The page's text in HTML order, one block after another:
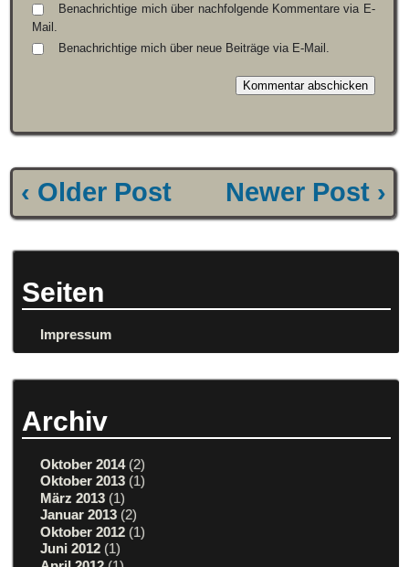
Benachrichtige mich über nachfolgende Kommentare via E-
Mail.
Benachrichtige mich über neue Beiträge via E-Mail.
‹ Older Post Newer Post ›
Seiten
Impressum
Archiv
Oktober 2014(2)
Oktober 2013 (1)
März 2013 (1)
Januar 2013 (2)
Oktober 2012 (1)
Juni 2012 (1)